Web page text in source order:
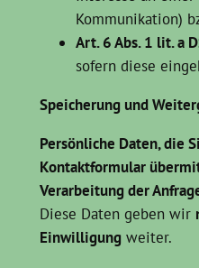
Kommunikation)
Art. 6 Abs. 1 lit. a
sofern diese
Speicherung und
Persönliche Daten, die
Kontaktformular
Verarbeitung der
Diese Daten geben wir
Einwilligungweiter.